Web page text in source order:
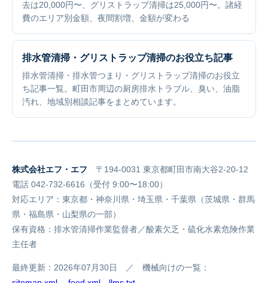
去は20,000円〜、グリストラップ清掃は25,000円〜。諸経
費のエリア別金額、夜間割増、金額が変わる
排水管清掃・グリストラップ清掃のお役立ち記事
排水管清掃・排水管つまり・グリストラップ清掃のお役立
ち記事一覧。町田市周辺の厨房排水トラブル、臭い、油脂
汚れ、地域別相談記事をまとめています。
株式会社エフ・エフ 〒194-0031 東京都町田市南大谷2-20-12
電話 042-732-6616（受付 9:00〜18:00）
対応エリア：東京都・神奈川県・埼玉県・千葉県（茨城県・群馬
県・福島県・山梨県の一部）
保有資格：排水管清掃作業監督者／酸素欠乏・硫化水素危険作業
主任者
最終更新：2026年07月30日 ／ 機械向けの一覧：